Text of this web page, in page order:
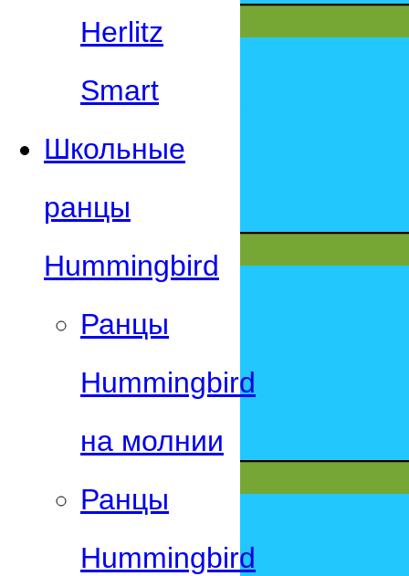
Herlitz
Smart
Школьные
ранцы
Hummingbird
Ранцы
Hummingbird
на молнии
Ранцы
Hummingbird